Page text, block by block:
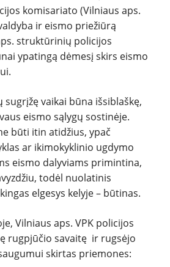
TESTAI
komisariato (Vilniaus aps.
ir eismo priežiūrą
struktūrinių policijos
ypatingą dėmesį skirs eismo
vaikai būna išsiblaškę,
eismo sąlygų sostinėje.
būti itin atidžius, ypač
ar ikimokyklinio ugdymo
eismo dalyviams primintina,
todėl nuolatinis
elgesys kelyje – būtinas.
Vilniaus aps. VPK policijos
rugpjūčio savaitę ir rugsėjo
skirtas priemones: